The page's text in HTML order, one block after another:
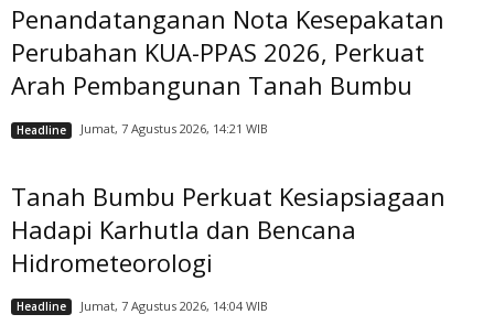
Penandatanganan Nota Kesepakatan
Perubahan KUA-PPAS 2026, Perkuat
Arah Pembangunan Tanah Bumbu
Headline Jumat, 7 Agustus 2026, 14:21 WIB
Tanah Bumbu Perkuat Kesiapsiagaan
Hadapi Karhutla dan Bencana
Hidrometeorologi
Headline Jumat, 7 Agustus 2026, 14:04 WIB